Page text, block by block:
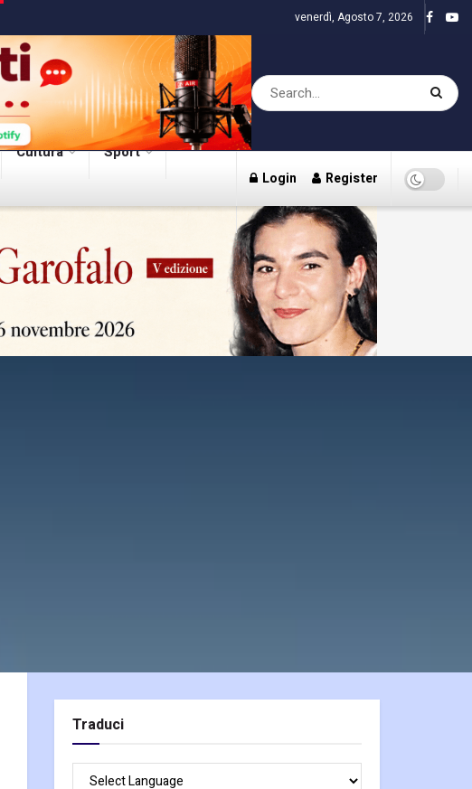
venerdì, Agosto 7, 2026
Cultura Sport
Login Register
Traduci